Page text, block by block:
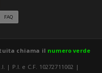
FAQ
chiama il numero verde
| P.I. e C.F. 10272711002 |